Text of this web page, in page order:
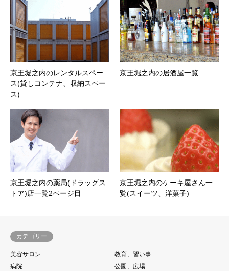
京王堀之内のレンタルスペー
ス(貸しコンテナ、収納スペー
ス)
京王堀之内の居酒屋一覧
京王堀之内の薬局(ドラッグス
トア)店一覧2ページ目
京王堀之内のケーキ屋さん一
覧(スイーツ、洋菓子)
カテゴリー
美容サロン
教育、習い事
病院
公園、広場